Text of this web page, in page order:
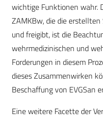
wichtige Funktionen wahr.
ZAMKBw, die die
und freigibt, ist die
wehrmedizinischen und
Forderungen in diesem
dieses Zusammenwirken
Beschaffung von EVGSan
Eine weitere Facette der